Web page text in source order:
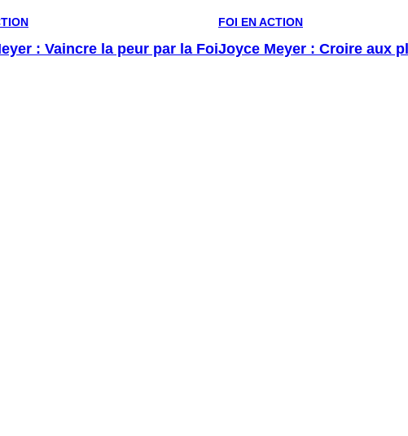
: Vaincre la peur par la Foi
FOI EN ACTION
Joyce Meyer : Croire aux